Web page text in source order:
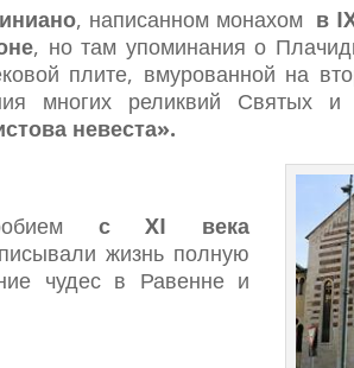
, написанном монахом в
, но там упоминания о
плите, вмурованной на
многих реликвий Святых и
невеста».
сXI века
жизнь полную
чудес в Равенне и